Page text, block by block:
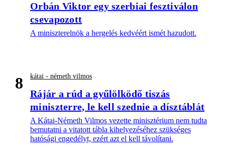
Orbán Viktor egy szerbiai fesztiválon
csevapozott
A miniszterelnök a hergelés kedvéért ismét hazudott.
8 kátai - németh vilmos
Rájár a rúd a gyűlölködő tiszás
miniszterre, le kell szednie a dísztáblát
A Kátai-Németh Vilmos vezette minisztérium nem tudta
bemutatni a vitatott tábla kihelyezéséhez szükséges
hatósági engedélyt, ezért azt el kell távolítani.